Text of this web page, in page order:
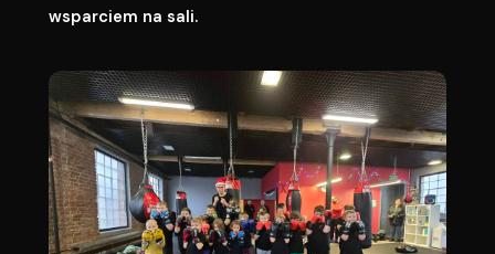
wsparciem na sali.